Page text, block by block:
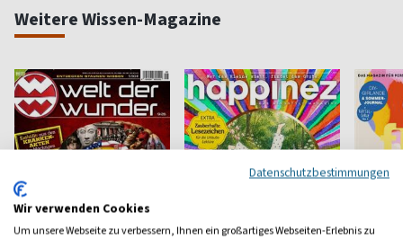
Weitere Wissen-Magazine
Datenschutzbestimmungen
Wir verwenden Cookies
Um unsere Webseite zu verbessern, Ihnen ein großartiges Webseiten-Erlebnis zu